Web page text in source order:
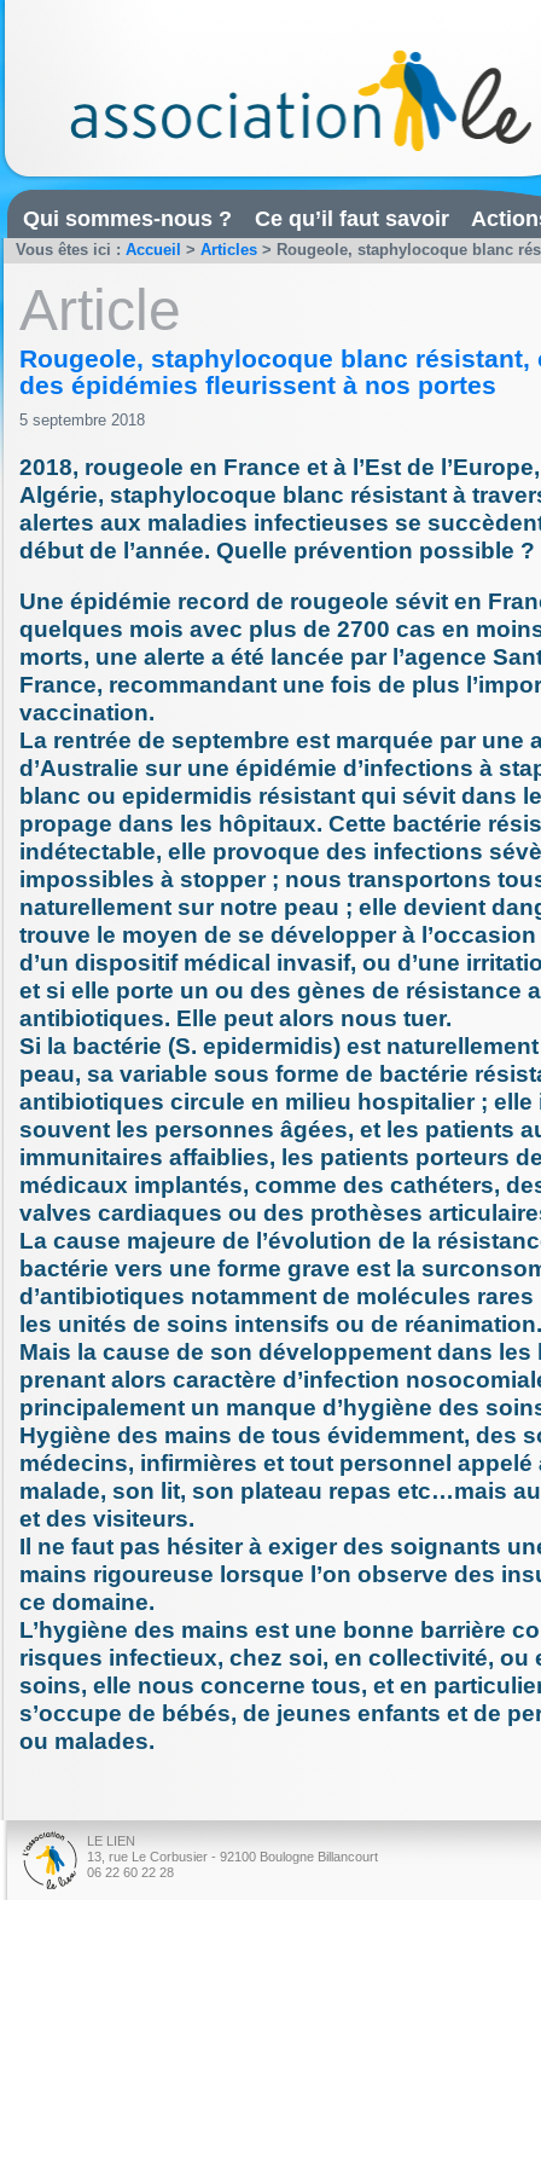
Qui sommes-nous ? Ce qu’il faut savoir
Vous êtes ici : Accueil > Articles > Rougeole, staphylocoque blanc
Article
Rougeole, staphylocoque blanc
des épidémies fleurissent à nos portes
5 septembre 2018
2018, rougeole en France et à l’Est de
Algérie, staphylocoque blanc résistant à
alertes aux maladies infectieuses se
début de l’année. Quelle prévention possible ?
Une épidémie record de rougeole sévit en
quelques mois avec plus de 2700 cas en
morts, une alerte a été lancée par l’agence
France, recommandant une fois de plus
vaccination.
La rentrée de septembre est marquée par une
d’Australie sur une épidémie d’infections à
blanc ou epidermidis résistant qui sévit dans
propage dans les hôpitaux. Cette bactérie
indétectable, elle provoque des infections
impossibles à stopper ; nous transportons
naturellement sur notre peau ; elle devient
trouve le moyen de se développer à l’occasion
d’un dispositif médical invasif, ou d’une
et si elle porte un ou des gènes de résistance
antibiotiques. Elle peut alors nous tuer.
Si la bactérie (S. epidermidis) est
peau, sa variable sous forme de bactérie
antibiotiques circule en milieu hospitalier ; elle
souvent les personnes âgées, et les patients
immunitaires affaiblies, les patients porteurs
médicaux implantés, comme des cathéters,
valves cardiaques ou des prothèses
La cause majeure de l’évolution de la
bactérie vers une forme grave est la
d’antibiotiques notamment de molécules
les unités de soins intensifs ou de réanimation.
Mais la cause de son développement dans les
prenant alors caractère d’infection
principalement un manque d’hygiène des
Hygiène des mains de tous évidemment, des
médecins, infirmières et tout personnel appelé
malade, son lit, son plateau repas etc…mais
et des visiteurs.
Il ne faut pas hésiter à exiger des soignants
mains rigoureuse lorsque l’on observe des
ce domaine.
L’hygiène des mains est une bonne barrière
risques infectieux, chez soi, en collectivité, ou
soins, elle nous concerne tous, et en
s’occupe de bébés, de jeunes enfants et de
ou malades.
LE LIEN
13, rue Le Corbusier - 92100 Boulogne Billancourt
06 22 60 22 28